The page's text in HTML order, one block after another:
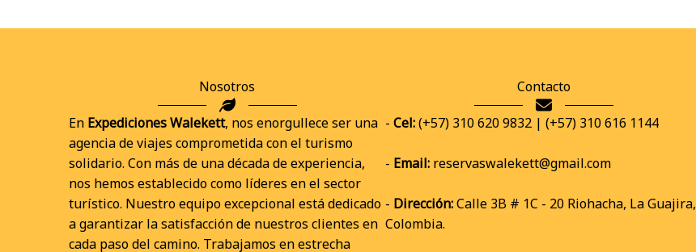
Nosotros
En Expediciones Walekett, nos enorgullece ser una
agencia de viajes comprometida con el turismo
solidario. Con más de una década de experiencia,
nos hemos establecido como líderes en el sector
turístico. Nuestro equipo excepcional está dedicado
a garantizar la satisfacción de nuestros clientes en
cada paso del camino. Trabajamos en estrecha
Contacto
-Cel:(+57) 310 620 9832 | (+57) 310 616 1144
- Email: reservaswalekett@gmail.com
- Dirección:Calle 3B # 1C - 20 Riohacha, La Guajira,
Colombia.